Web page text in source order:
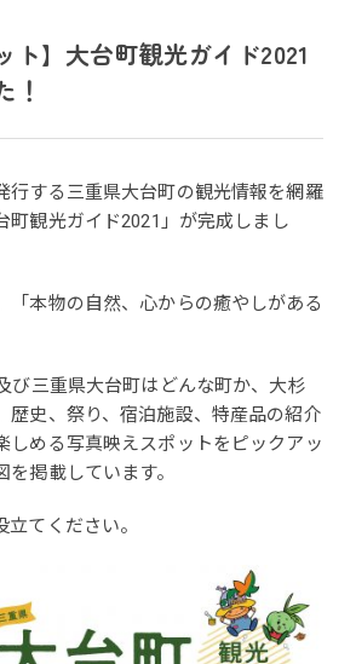
ト】大台町観光ガイド2021
！
行する三重県大台町の観光情報を網羅
町観光ガイド2021」が完成しまし
「本物の自然、心からの癒やしがある
び三重県大台町はどんな町か、大杉
歴史、祭り、宿泊施設、特産品の紹介
しめる写真映えスポットをピックアッ
掲載しています。
てください。